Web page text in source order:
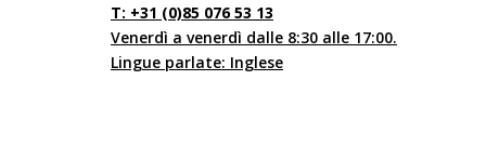
T: +31 (0)85 076 53 13
Venerdì a venerdì dalle 8:30 alle 17:00.
Lingue parlate: Inglese